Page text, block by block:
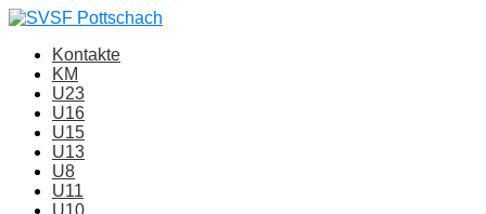
Kontakte
KM
U23
U16
U15
U13
U8
U11
U10